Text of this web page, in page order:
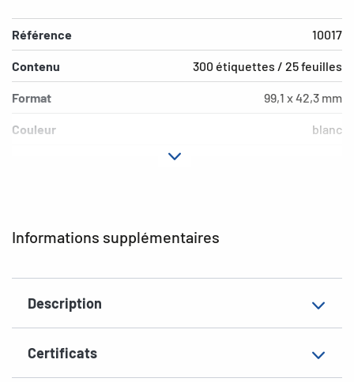
Informations supplémentaires
Description
Certificats
Référence 10017
Contenu 300 étiquettes / 25 feuilles
Format 99,1 x 42,3 mm
Couleur blanc